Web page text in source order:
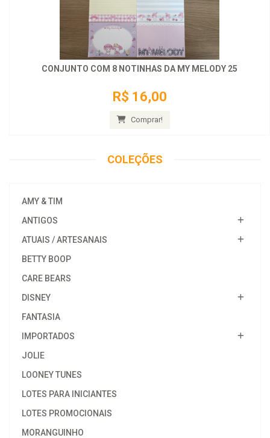
CONJUNTO COM 8 NOTINHAS DA MY MELODY 25
R$ 16,00
Comprar!
COLEÇÕES
AMY & TIM
ANTIGOS
ATUAIS / ARTESANAIS
BETTY BOOP
CARE BEARS
DISNEY
FANTASIA
IMPORTADOS
JOLIE
LOONEY TUNES
LOTES PARA INICIANTES
LOTES PROMOCIONAIS
MORANGUINHO